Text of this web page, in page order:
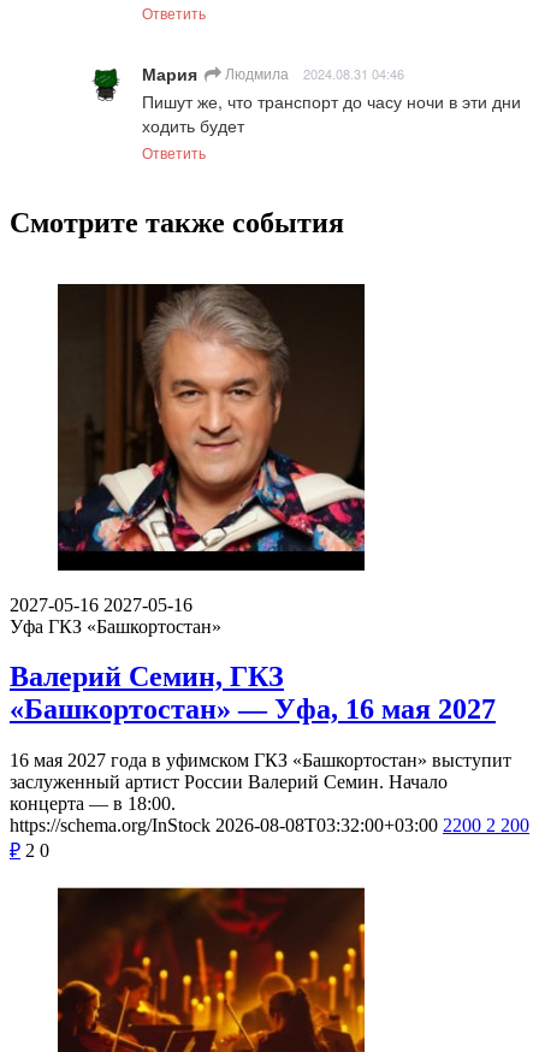
Ответить
Мария Людмила 2024.08.31 04:46
Пишут же, что транспорт до часу ночи в эти дни
ходить будет
Ответить
Смотрите также события
2027-05-16 2027-05-16
Уфа ГКЗ «Башкортостан»
Валерий Семин, ГКЗ
«Башкортостан» — Уфа, 16 мая 2027
16 мая 2027 года в уфимском ГКЗ «Башкортостан» выступит
заслуженный артист России Валерий Семин. Начало
концерта — в 18:00.
https://schema.org/InStock 2026-08-08T03:32:00+03:00 2200 2 200
₽ 2 0